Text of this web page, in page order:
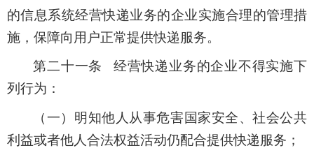
的信息系统经营快递业务的企业实施合理的管理措
施，保障向用户正常提供快递服务。
第二十一条 经营快递业务的企业不得实施下
列行为：
（一）明知他人从事危害国家安全、社会公共
利益或者他人合法权益活动仍配合提供快递服务；